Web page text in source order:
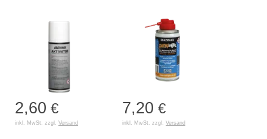
2,60 €
inkl. MwSt. zzgl. Versand
7,20 €
inkl. MwSt. zzgl. Versand